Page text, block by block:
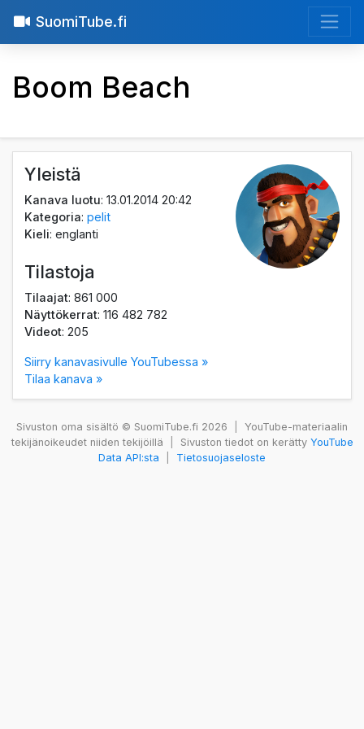
SuomiTube.fi
Boom Beach
Yleistä
Kanava luotu: 13.01.2014 20:42
Kategoria:pelit
Kieli: englanti
Tilastoja
Tilaajat: 861 000
Näyttökerrat: 116 482 782
Videot: 205
Siirry kanavasivulle YouTubessa »
Tilaa kanava »
Sivuston oma sisältö © SuomiTube.fi 2026
YouTube-materiaalin
tekijänoikeudet niiden tekijöillä
Sivuston tiedot on kerätty YouTube
Data API:sta
Tietosuojaseloste